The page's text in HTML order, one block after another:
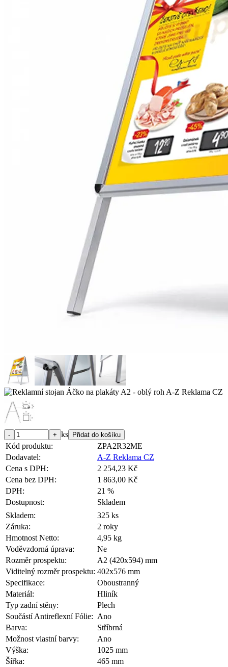
ks
Kód produktu:
ZPA2R32ME
Dodavatel:
A-Z Reklama CZ
Cena s DPH:
2 254,23 Kč
Cena bez DPH:
1 863,00 Kč
DPH:
21 %
Dostupnost:
Skladem
Skladem:
325 ks
Záruka:
2 roky
Hmotnost Netto:
4,95 kg
Voděvzdorná úprava:
Ne
Rozměr prospektu:
A2 (420x594) mm
Viditelný rozměr prospektu: 402x576 mm
Specifikace:
Oboustranný
Materiál:
Hliník
Typ zadní stěny:
Plech
Součástí Antireflexní Fólie: Ano
Barva:
Stříbrná
Možnost vlastní barvy:
Ano
Výška:
1025 mm
Šířka:
465 mm